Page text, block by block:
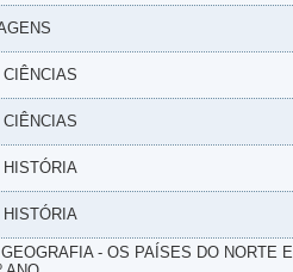
HISTÓRIA
HISTÓRIA
- OS PAÍSES DO NORTE E